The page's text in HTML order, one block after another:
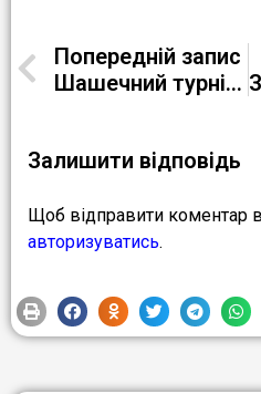
Попередній запис
Шашечний турнір (Відділення №2)
Залишити відповідь
Щоб відправити коментар
авторизуватись.